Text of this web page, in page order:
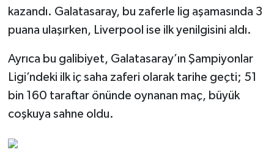
kazandı. Galatasaray, bu zaferle lig aşamasında 3
puana ulaşırken, Liverpool ise ilk yenilgisini aldı.
Ayrıca bu galibiyet, Galatasaray’ın Şampiyonlar
Ligi’ndeki ilk iç saha zaferi olarak tarihe geçti; 51
bin 160 taraftar önünde oynanan maç, büyük
coşkuya sahne oldu.